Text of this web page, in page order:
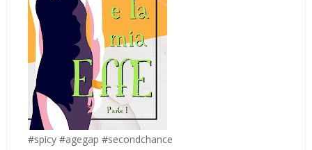
#spicy #agegap #secondchance